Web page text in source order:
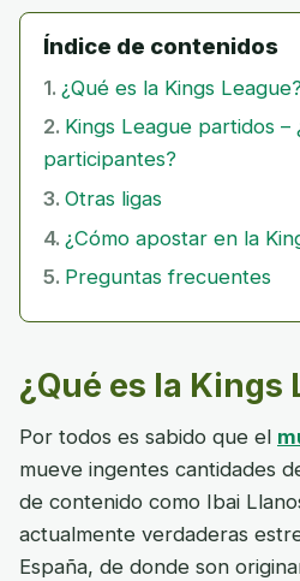
Índice de contenidos
¿Qué es la Kings League?
Kings League partidos –
participantes?
Otras ligas
¿Cómo apostar en la
Preguntas frecuentes
¿Qué es la Kings
Por todos es sabido que el
mueve ingentes cantidades
de contenido como Ibai
actualmente verdaderas
España, de donde son